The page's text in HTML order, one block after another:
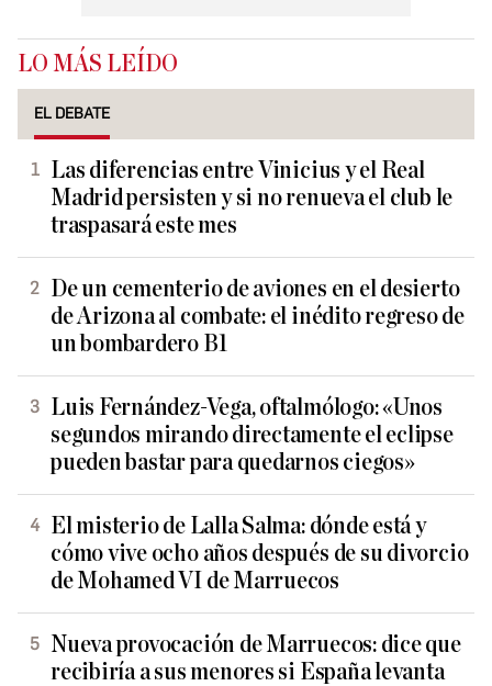
LO MÁS LEÍDO
EL DEBATE
Las diferencias entre Vinicius y el Real
Madrid persisten y si no renueva el club le
traspasará este mes
De un cementerio de aviones en el desierto
de Arizona al combate: el inédito regreso de
un bombardero B1
Luis Fernández-Vega, oftalmólogo: «Unos
segundos mirando directamente el eclipse
pueden bastar para quedarnos ciegos»
El misterio de Lalla Salma: dónde está y
cómo vive ocho años después de su divorcio
de Mohamed VI de Marruecos
Nueva provocación de Marruecos: dice que
recibiría a sus menores si España levanta